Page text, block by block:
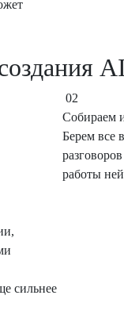
02
Собираем
Берем все
работы
сильнее